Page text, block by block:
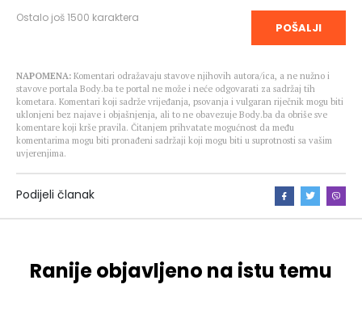
Ostalo još1500 karaktera
POŠALJI
NAPOMENA: Komentari odražavaju stavove njihovih autora/ica, a ne nužno i
stavove portala Body.ba te portal ne može i neće odgovarati za sadržaj tih
kometara. Komentari koji sadrže vrijeđanja, psovanja i vulgaran riječnik mogu biti
uklonjeni bez najave i objašnjenja, ali to ne obavezuje Body.ba da obriše sve
komentare koji krše pravila. Čitanjem prihvatate mogućnost da među
komentarima mogu biti pronađeni sadržaji koji mogu biti u suprotnosti sa vašim
uvjerenjima.
Podijeli članak
Ranije objavljeno na istu temu